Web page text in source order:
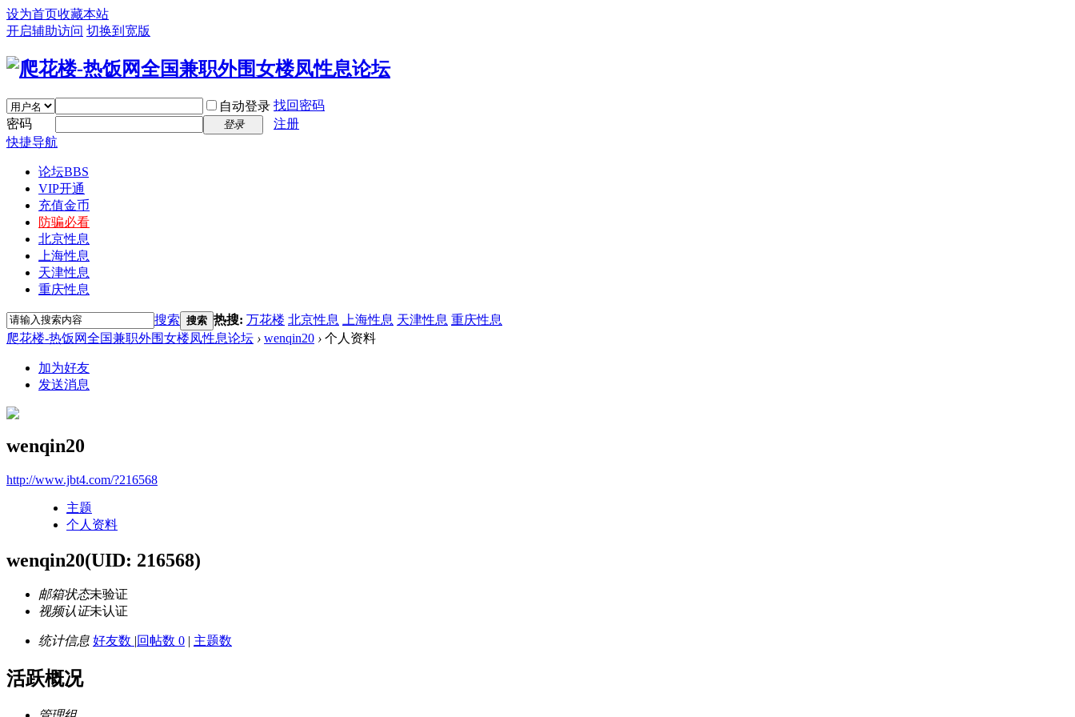
设为首页收藏本站
开启辅助访问 切换到宽版
自动登录 找回密码
密码
登录
注册
快捷导航
论坛BBS
VIP开通
充值金币
防骗必看
北京性息
上海性息
天津性息
重庆性息
搜索 搜索 热搜: 万花楼 北京性息 上海性息 天津性息 重庆性息
爬花楼-热饭网全国兼职外围女楼凤性息论坛 › wenqin20 › 个人资料
加为好友
发送消息
wenqin20
http://www.jbt4.com/?216568
主题
个人资料
wenqin20(UID: 216568)
邮箱状态未验证
视频认证未认证
统计信息 好友数 |回帖数 0 | 主题数
活跃概况